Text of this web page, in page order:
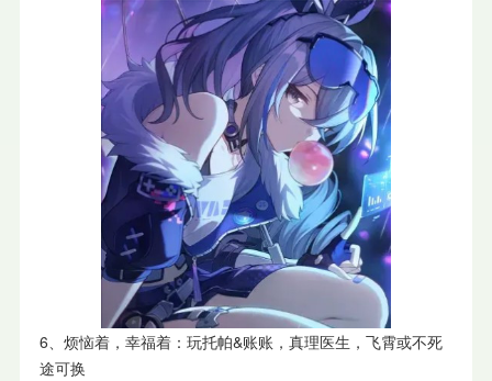
6、烦恼着，幸福着：玩托帕&账账，真理医生，飞霄或不死
途可换